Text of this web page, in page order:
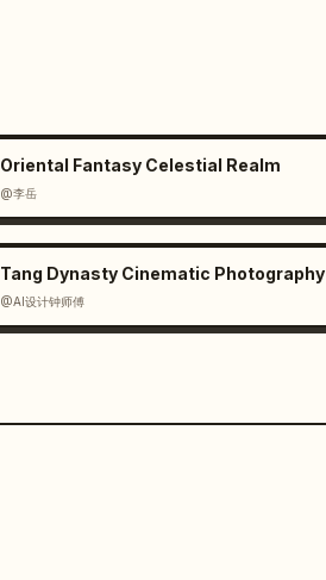
Oriental Fantasy Celestial Realm
@李岳
Tang Dynasty Cinematic Photography
@AI设计钟师傅